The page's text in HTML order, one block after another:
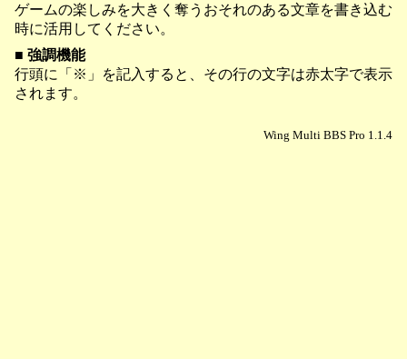
ゲームの楽しみを大きく奪うおそれのある文章を書き込む
時に活用してください。
■ 強調機能
行頭に「※」を記入すると、その行の文字は赤太字で表示
されます。
Wing Multi BBS Pro 1.1.4